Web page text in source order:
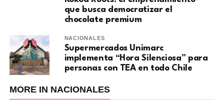
que busca democratizar el
chocolate premium
NACIONALES
Supermercados Unimarc
implementa “Hora Silenciosa” para
personas con TEA en todo Chile
MORE IN NACIONALES